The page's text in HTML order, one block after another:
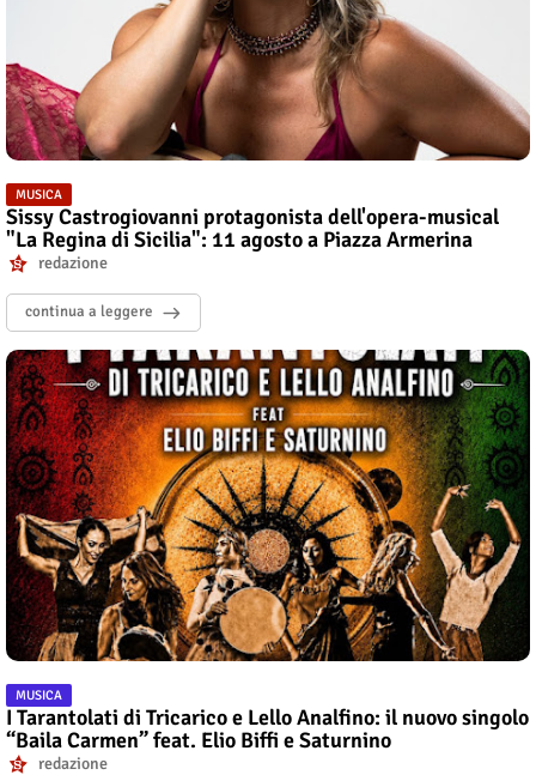
MUSICA
Sissy Castrogiovanni protagonista dell'opera-musical
"La Regina di Sicilia": 11 agosto a Piazza Armerina
redazione
continua a leggere
MUSICA
I Tarantolati di Tricarico e Lello Analfino: il nuovo singolo
“Baila Carmen” feat. Elio Biffi e Saturnino
redazione